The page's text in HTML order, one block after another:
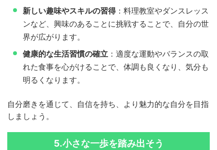
新しい趣味やスキルの習得：料理教室やダンスレッス
ンなど、興味のあることに挑戦することで、自分の世
界が広がります。
健康的な生活習慣の確立 ：適度な運動やバランスの取
れた食事を心がけることで、体調も良くなり、気分も
明るくなります。
自分磨きを通じて、自信を持ち、より魅力的な自分を目指
しましょう。
5.小さな一歩を踏み出そう